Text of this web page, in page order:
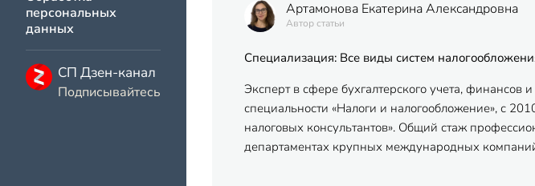
персональных
данных
СП Дзен-канал
Подписывайтесь
Артамонова Екатерина Александровна
Автор статьи
Специализация: Все виды систем
Эксперт в сфере бухгалтерского учета,
специальности «Налоги и налогообложение», с
налоговых консультантов». Общий стаж
департаментах крупных международных